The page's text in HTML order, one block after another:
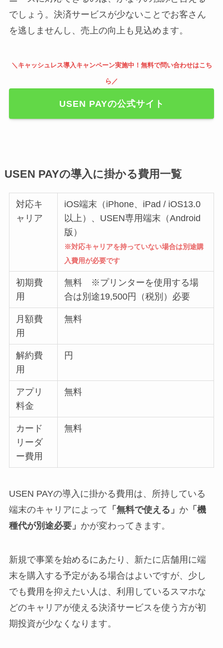
でしょう。決済サービスが少ないことでお客さん
を逃しませんし、売上の向上も見込めます。
＼キャッシュレス導入キャンペーン実施中！無料で問い合わせはこち
ら／
USEN PAYの公式サイト
USEN PAYの導入に掛かる費用一覧
対応キ
ャリア
iOS端末（iPhone、iPad / iOS13.0
以上）、USEN専用端末（Android
版）
※対応キャリアを持っていない場合は別途購
入費用が必要です
初期費
用
無料 ※プリンターを使用する場
合は別途19,500円（税別）必要
月額費
用
無料
解約費
用
円
アプリ
料金
無料
カード
リーダ
ー費用
無料
USEN PAYの導入に掛かる費用は、所持している
端末のキャリアによって 「無料で使える」 か「機
種代が別途必要」 かが変わってきます。
新規で事業を始めるにあたり、新たに店舗用に端
末を購入する予定がある場合はよいですが、少し
でも費用を抑えたい人は、利用しているスマホな
どのキャリアが使える決済サービスを使う方が初
期投資が少なくなります。